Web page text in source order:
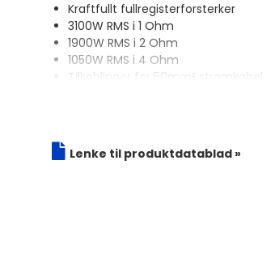
Kraftfullt fullregisterforsterker
3100W RMS i 1 Ohm
1900W RMS i 2 Ohm
1050W RMS i 4 Ohm
Tilkoblinger for 50 mm² strømkabel
er en
basshøyttalere så vel som
trailer og vil være den som høres
Lenke til produktdatablad »